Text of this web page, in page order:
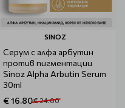
SINOZ
Серум с алфа арбутин
против пигментации
Sinoz Alpha Arbutin Serum
30ml
€ 16.80€ 24.00